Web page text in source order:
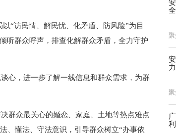
“访民情、解民忧、化矛盾、防风险”为目
听群众呼声，排查化解群众矛盾，全力守护
心，进一步了解一线信息和群众需求，为群
群众最关心的婚恋、家庭、土地等热点难点
、懂法、守法意识，引导群众树立“办事依
聚
聚